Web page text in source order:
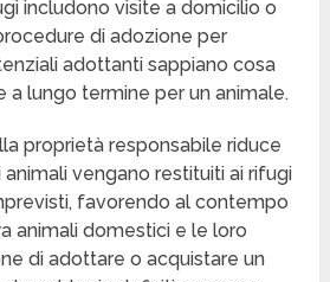
includono visite a domicilio o
di adozione per
adottanti sappiano cosa
a lungo termine per un animale.
proprietà responsabile riduce
vengano restituiti ai rifugi
favorendo al contempo
animali domestici e le loro
di adottare o acquistare un